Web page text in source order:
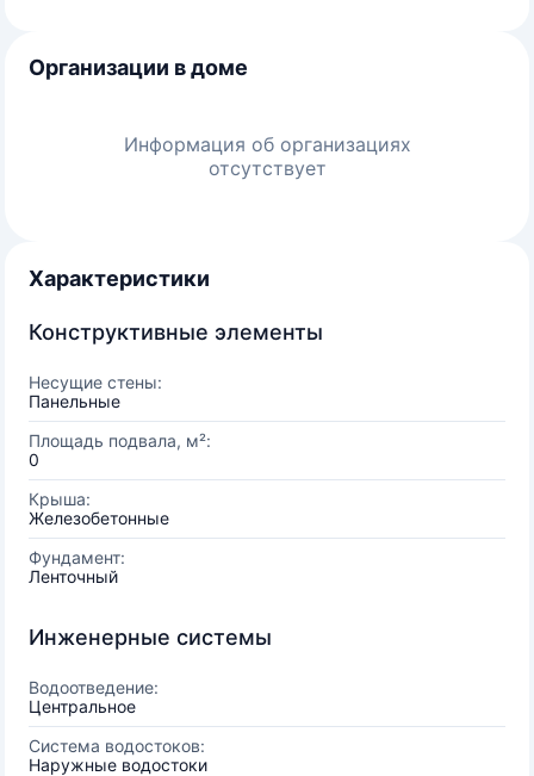
Организации в доме
Информация об организациях
отсутствует
Характеристики
Конструктивные элементы
Несущие стены:
Панельные
Площадь подвала, м²:
0
Крыша:
Железобетонные
Фундамент:
Ленточный
Инженерные системы
Водоотведение:
Центральное
Система водостоков:
Наружные водостоки